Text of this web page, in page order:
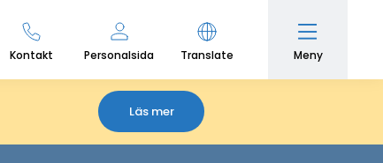
Kontakt Personalsida Translate Meny
Läs mer